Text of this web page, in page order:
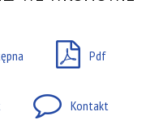
Pdf
Kontakt